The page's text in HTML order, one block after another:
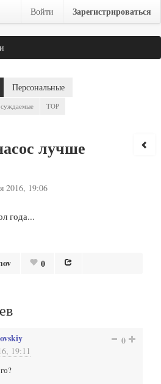
Войти Зарегистрироваться
Персональные
TOP
лучше
2016, 19:06
года...
0
19:11
0